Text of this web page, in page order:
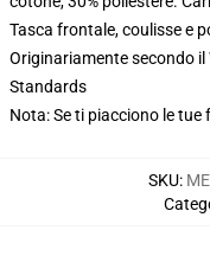
Tasca frontale, coulisse e
Originariamente secondo
Standards
Nota: Se ti piacciono le tue
SKU: